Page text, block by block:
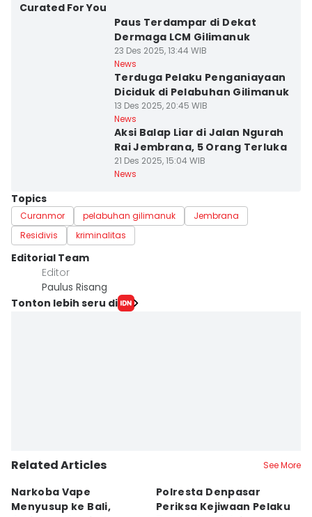
Curated For You
Paus Terdampar di Dekat
Dermaga LCM Gilimanuk
23 Des 2025, 13:44 WIB
News
Terduga Pelaku Penganiayaan
Diciduk di Pelabuhan Gilimanuk
13 Des 2025, 20:45 WIB
News
Aksi Balap Liar di Jalan Ngurah
Rai Jembrana, 5 Orang Terluka
21 Des 2025, 15:04 WIB
News
Topics
Curanmor pelabuhan gilimanuk
Jembrana
Residivis
kriminalitas
Editorial Team
Editor
Paulus Risang
Tonton lebih seru di
Related Articles See More
Narkoba Vape
Menyusup ke Bali,
Polresta Denpasar
Periksa Kejiwaan Pelaku